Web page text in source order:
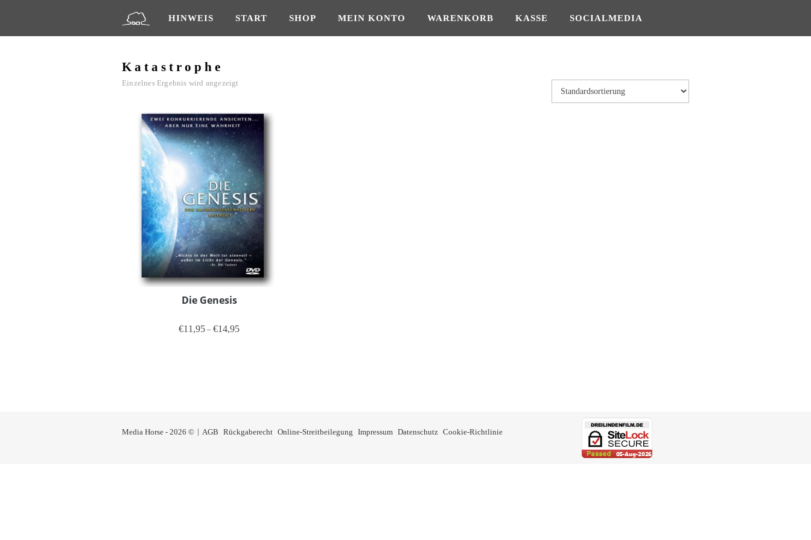
HINWEIS START SHOP MEIN KONTO WARENKORB KASSE SOCIALMEDIA
Katastrophe
Einzelnes Ergebnis wird angezeigt
Die Genesis
€11,95 –€14,95Preisspanne: €11,95 bis €14,95
Media Horse - 2026 © AGB Rückgaberecht Online-Streitbeilegung Impressum Datenschutz Cookie-Richtlinie